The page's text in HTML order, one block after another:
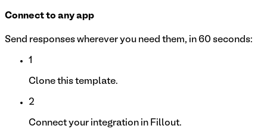
Connect to any app
Send responses wherever you need them, in 60 seconds:
1
Clone this template.
2
Connect your integration in Fillout.